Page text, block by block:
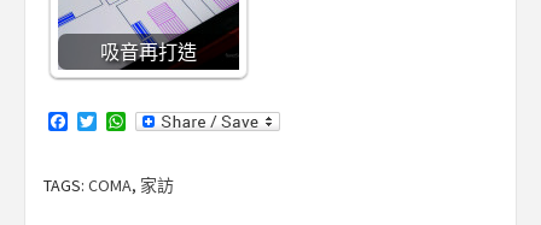
吸音再打造
Facebook
TwitterWhatsApp
TAGS: COMA, 家訪